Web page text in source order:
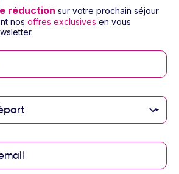
fois par carte
réduction sur votre prochain séjour
nos offres exclusives en vous